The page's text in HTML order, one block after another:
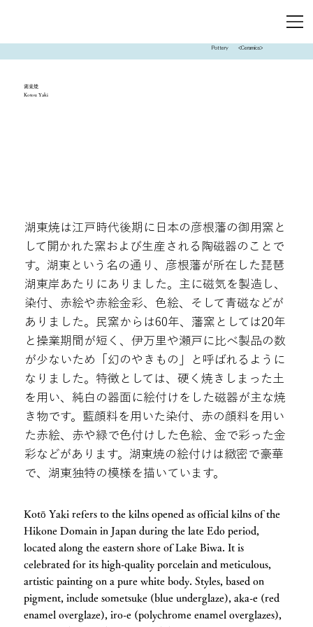
Pottery <Ceramics>
湖東焼
Kotou Yaki
湖東焼は江戸時代後期に日本の彦根藩の御用窯と
して開かれた窯および生産される陶磁器のことで
す。湖東という名の通り、彦根藩が所在した琵琶
湖東岸あたりにありました。主に磁気を製造し、
染付、赤絵や赤絵金彩、色絵、そして青磁などが
ありました。民窯からは60年、藩窯としては20年
と操業期間が短く、伊万里や瀬戸に比べ製品の数
が少ないため「幻のやきもの」と呼ばれるように
なりました。特徴としては、硬く焼きしまった土
を用い、純白の器面に絵付けをした磁器が主な焼
き物です。藍顔料を用いた染付、赤の顔料を用い
た赤絵、赤や緑で色付けした色絵、金で彩った金
彩などがあります。湖東焼の絵付けは緻密で豪華
で、湖東独特の模様を描いています。
Kotō Yaki refers to the kilns opened as official kilns of the
Hikone Domain in Japan during the late Edo period,
located along the eastern shore of Lake Biwa. It is
celebrated for its high-quality porcelain and meticulous,
artistic painting on a pure white body. Styles, based on
pigment, include sometsuke (blue underglaze), aka-e (red
enamel overglaze), iro-e (polychrome enamel overglazes),